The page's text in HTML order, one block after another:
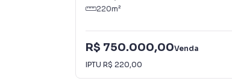
220m²
R$ 750.000,00Venda
IPTU R$ 220,00